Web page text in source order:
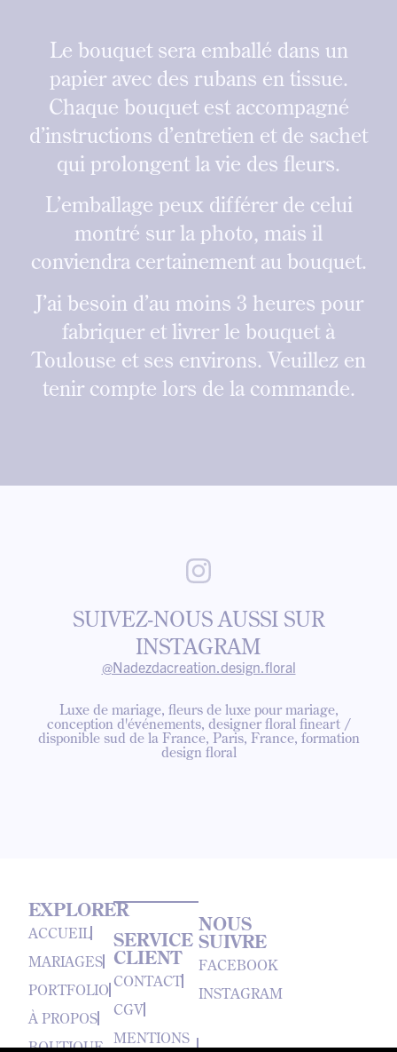
Le bouquet sera emballé dans un
papier avec des rubans en tissue.
Chaque bouquet est accompagné
d’instructions d’entretien et de sachet
qui prolongent la vie des fleurs.
L’emballage peux différer de celui
montré sur la photo, mais il
conviendra certainement au bouquet.
J’ai besoin d’au moins 3 heures pour
fabriquer et livrer le bouquet à
Toulouse et ses environs. Veuillez en
tenir compte lors de la commande.
SUIVEZ-NOUS AUSSI SUR
INSTAGRAM
@Nadezdacreation.design.floral
Luxe de mariage, fleurs de luxe pour mariage,
conception d'événements, designer floral fineart /
disponible sud de la France, Paris, France, formation
design floral
EXPLORER
ACCUEIL
MARIAGES
PORTFOLIO
À PROPOS
BOUTIQUE
SERVICE
CLIENT
CONTACT
CGV
MENTIONS
NOUS
SUIVRE
FACEBOOK
INSTAGRAM